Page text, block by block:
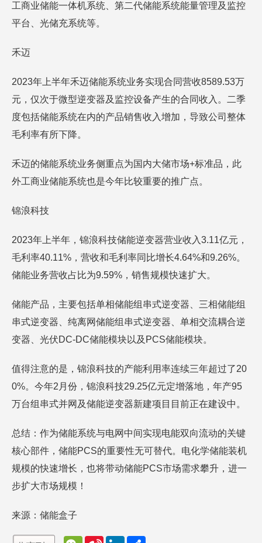
工商业储能一体机系统、第二代储能系统能量管理及监控
平台、光储充系统等。
禾迈
2023年上半年禾迈储能系统业务实现合同营收8589.53万
元，仅次于微型逆变器及监控设备产生的合同收入。二季
度包括储能系统在内的产品销售收入增加，导致公司整体
毛利率有所下降。
禾迈的储能系统业务侧重点为国内大储市场+标准品，此
外工商业储能系统也是今年比较重要的推广点。
锦浪科技
2023年上半年，锦浪科技储能逆变器营业收入3.11亿元，
毛利率40.11%，营收和毛利率同比增长4.64%和9.26%。
储能业务营收占比为9.59%，销售规模快速扩大。
储能产品，主要包括单相储能组串式逆变器、三相储能组
串式逆变器、纯离网储能组串式逆变器、单相交流耦合逆
变器、光伏DC-DC储能模块以及PCS储能模块。
值得注意的是，锦浪科技的产能利用率连续三年超过了20
0%。今年2月份，锦浪科技29.25亿元定增落地，年产95
万台组串式并网及储能逆变器新建项目目前正在建设中。
总结：作为储能系统与电网中间实现电能双向流动的关键
核心部件，储能PCS的重要性无可替代。电化学储能装机
规模的快速增长，也将带动储能PCS市场需求攀升，进一
步扩大市场规模！
来源：储能盒子
W S L